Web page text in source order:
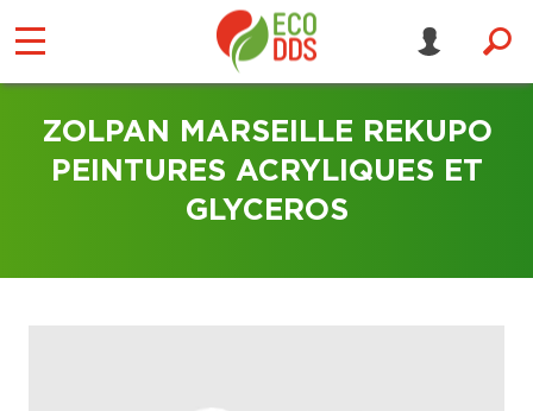
ZOLPAN MARSEILLE REKUPO
PEINTURES ACRYLIQUES ET
GLYCEROS